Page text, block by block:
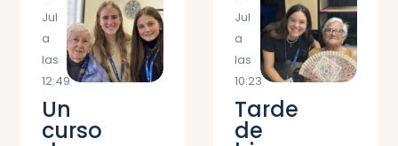
Jul
a
las
12:49
Un
curso
Jul
a
las
10:23
Tarde
de